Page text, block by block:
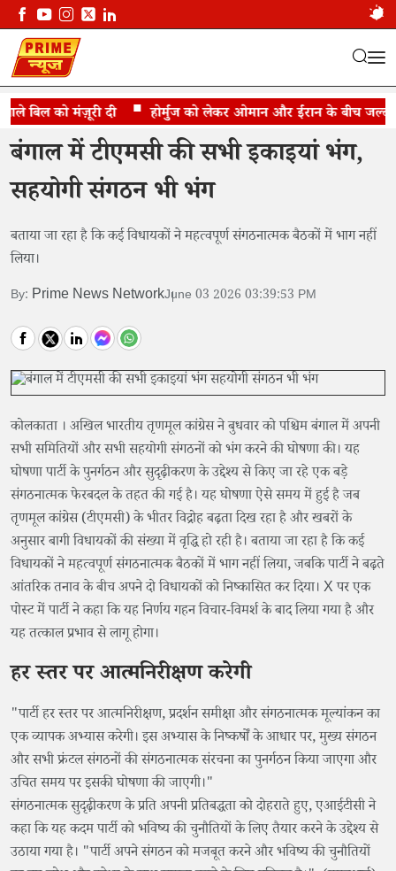
बिल को मंज़ूरी दी होर्मुज को लेकर ओमान और ईरान के बीच जल्द
पार्टी में विद्रोह के हलात
बंगाल में टीएमसी की सभी इकाइयां भंग,
सहयोगी संगठन भी भंग
बताया जा रहा है कि कई विधायकों ने महत्वपूर्ण संगठनात्मक बैठकों में भाग नहीं
लिया।
By: Prime News NetworkJune 03 2026 03:39:53 PM
कोलकाता । अखिल भारतीय तृणमूल कांग्रेस ने बुधवार को पश्चिम बंगाल में अपनी
सभी समितियों और सभी सहयोगी संगठनों को भंग करने की घोषणा की। यह
घोषणा पार्टी के पुनर्गठन और सुदृढ़ीकरण के उद्देश्य से किए जा रहे एक बड़े
संगठनात्मक फेरबदल के तहत की गई है। यह घोषणा ऐसे समय में हुई है जब
तृणमूल कांग्रेस (टीएमसी) के भीतर विद्रोह बढ़ता दिख रहा है और खबरों के
अनुसार बागी विधायकों की संख्या में वृद्धि हो रही है। बताया जा रहा है कि कई
विधायकों ने महत्वपूर्ण संगठनात्मक बैठकों में भाग नहीं लिया, जबकि पार्टी ने बढ़ते
आंतरिक तनाव के बीच अपने दो विधायकों को निष्कासित कर दिया। X पर एक
पोस्ट में पार्टी ने कहा कि यह निर्णय गहन विचार-विमर्श के बाद लिया गया है और
यह तत्काल प्रभाव से लागू होगा।
हर स्तर पर आत्मनिरीक्षण करेगी
"पार्टी हर स्तर पर आत्मनिरीक्षण, प्रदर्शन समीक्षा और संगठनात्मक मूल्यांकन का
एक व्यापक अभ्यास करेगी। इस अभ्यास के निष्कर्षों के आधार पर, मुख्य संगठन
और सभी फ्रंटल संगठनों की संगठनात्मक संरचना का पुनर्गठन किया जाएगा और
उचित समय पर इसकी घोषणा की जाएगी।"
संगठनात्मक सुदृढ़ीकरण के प्रति अपनी प्रतिबद्धता को दोहराते हुए, एआईटीसी ने
कहा कि यह कदम पार्टी को भविष्य की चुनौतियों के लिए तैयार करने के उद्देश्य से
उठाया गया है। "पार्टी अपने संगठन को मजबूत करने और भविष्य की चुनौतियों